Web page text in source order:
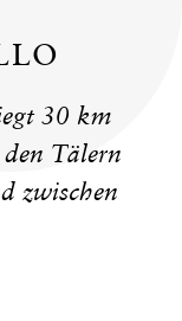
30 km
Tälern
zwischen